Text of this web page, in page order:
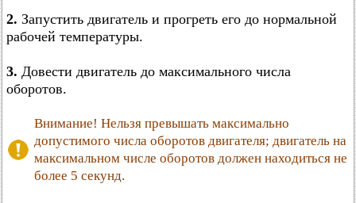
2. Запустить двигатель и прогреть его до нормальной
рабочей температуры.
3. Довести двигатель до максимального числа
оборотов.
Внимание! Нельзя превышать максимально
допустимого числа оборотов двигателя; двигатель на
максимальном числе оборотов должен находиться не
более 5 секунд.